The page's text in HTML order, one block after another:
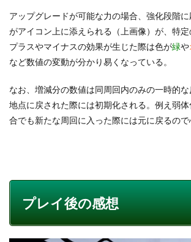
アップグレードが可能な力の場合、強化段階
がアイコン上に添えられる（上画像）が、特
プラスやマイナスの効果が生じた際は色が緑や
など数値の変動が分かり易くなっている。
なお、増減分の数値は同周回内のみの一時的
地点に戻された際には初期化される。例え弱
合でも新たな周回に入った際には元に戻るので
プレイ後の感想